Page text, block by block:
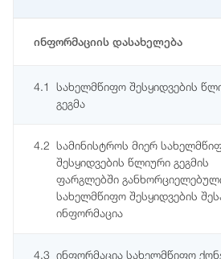
ინფორმაციის დასახელება
4.1
სახელმწიფო შესყიდვების
გეგმა
4.2 სამინისტროს მიერ
შესყიდვების წლიური გეგმის
ფარგლებში
სახელმწიფო შესყიდვების
ინფორმაცია
4.3 ინფორმაცია სახელმწიფო